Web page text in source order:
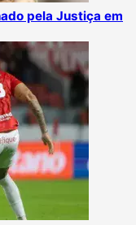
pela Justiça em